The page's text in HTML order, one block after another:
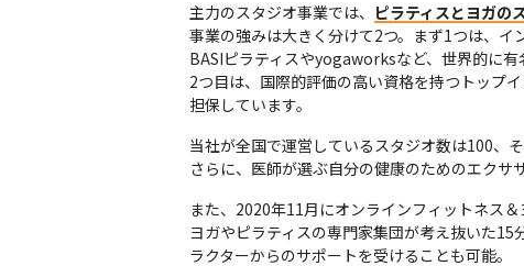
主力のスタジオ事業では、 ピラティスとヨガの
事業の強みは大きく分けて2つ。まず1つは、イ
BASIピラティスやyogaworksなど、世界的に有
2つ目は、国際的評価の高い資格を持つトップ
担保しています。
当社が全国で運営しているスタジオ数は100、
さらに、医師が選ぶ自分の健康のためのエク
また、2020年11月にオンラインフィットネス
ヨガやピラティスの専門家集団が考え抜いた